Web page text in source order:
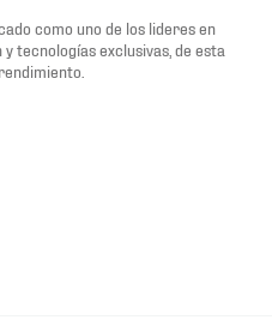
como uno de los lideres en
tecnologías exclusivas, de esta